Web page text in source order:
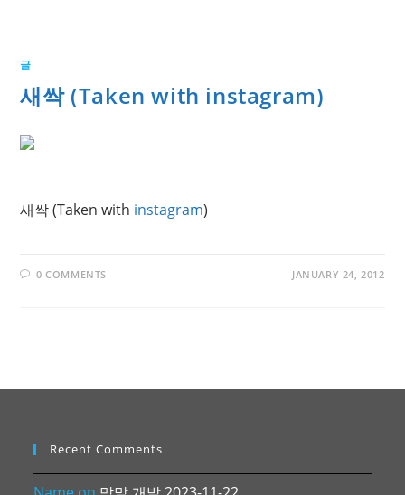
글
새싹 (Taken with instagram)
새싹 (Taken with instagram)
0 COMMENTS JANUARY 24, 2012
Recent Comments